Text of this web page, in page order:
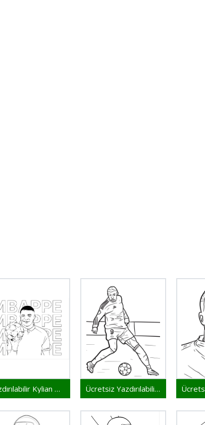
Yazdırılabilir Kylian Mbappe Çocuklar İçin Ücretsiz Yazdırılabilir Kylian Mbappe